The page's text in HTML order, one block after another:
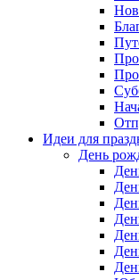
Идеи для
День